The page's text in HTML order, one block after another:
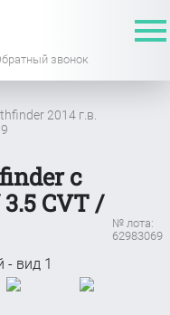
звонок
2014 г.в.
с
CVT /
№ лота:
62983069